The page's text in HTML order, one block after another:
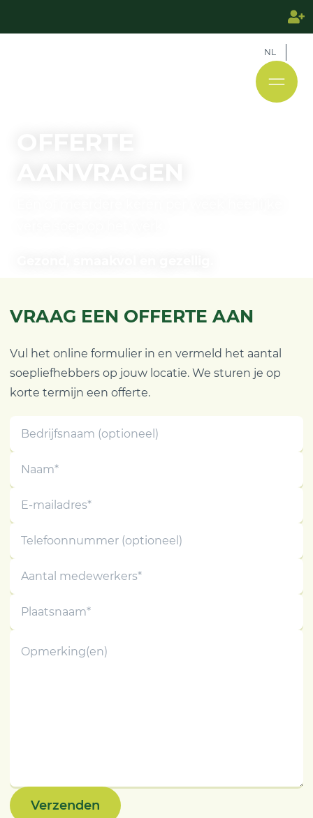
NL
VRAAG EEN OFFERTE AAN
Vul het online formulier in en vermeld het aantal
soepliefhebbers op jouw locatie. We sturen je op
korte termijn een offerte.
Verzenden